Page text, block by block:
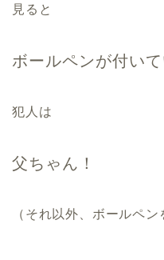
見ると
ボールペンが付いて
犯人は
父ちゃん！
（それ以外、ボールペ